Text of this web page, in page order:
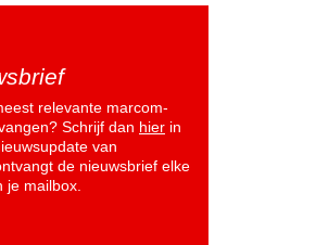
relevante marcom-
Schrijf dan hier in
van
de nieuwsbrief elke
je mailbox.